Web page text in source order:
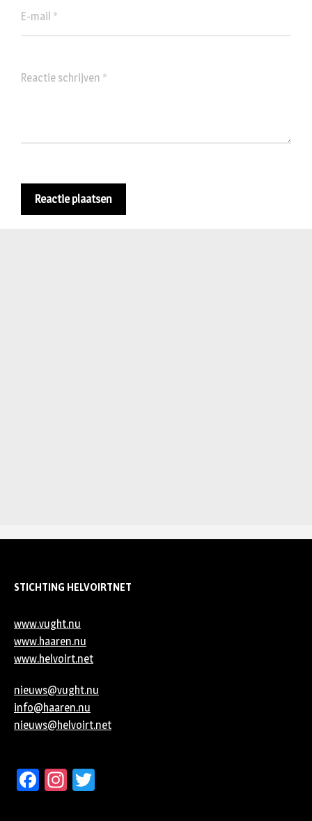
STICHTING HELVOIRTNET
www.vught.nu
www.haaren.nu
www.helvoirt.net
nieuws@vught.nu
info@haaren.nu
nieuws@helvoirt.net
Facebook
Instagram